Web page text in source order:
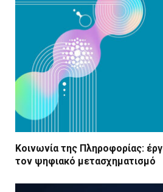
Κοινωνία της Πληροφορίας:
τον ψηφιακό μετασχηματισμό